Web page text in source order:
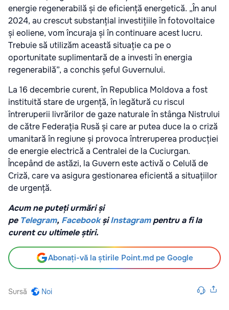
energie regenerabilă și de eficiență energetică. „În anul
2024, au crescut substanțial investițiile în fotovoltaice
și eoliene, vom încuraja și în continuare acest lucru.
Trebuie să utilizăm această situație ca pe o
oportunitate suplimentară de a investi în energia
regenerabilă”, a conchis șeful Guvernului.
La 16 decembrie curent, în Republica Moldova a fost
instituită stare de urgență, în legătură cu riscul
întreruperii livrărilor de gaze naturale în stânga Nistrului
de către Federația Rusă și care ar putea duce la o criză
umanitară în regiune și provoca întreruperea producției
de energie electrică a Centralei de la Cuciurgan.
Începând de astăzi, la Guvern este activă o Celulă de
Criză, care va asigura gestionarea eficientă a situațiilor
de urgență.
Acum ne puteți urmări și
pe Telegram, Facebook șiInstagrampentru a fi la
curent cu ultimele știri.
Abonați-vă la știrile Point.md pe Google
Sursă Noi